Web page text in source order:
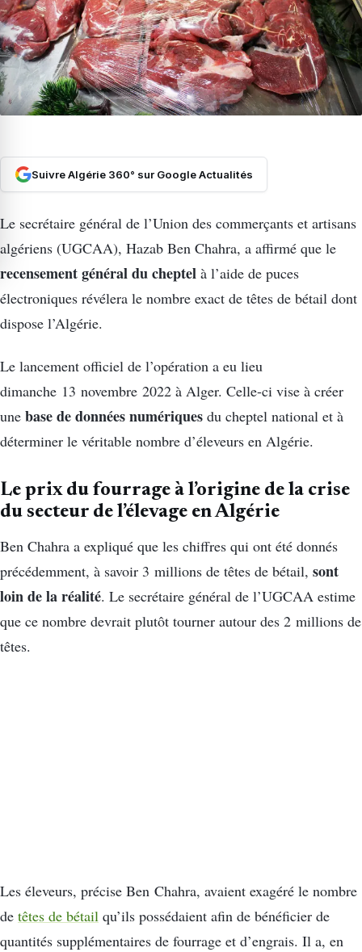
Suivre Algérie 360° sur Google Actualités
Le secrétaire général de l’Union des commerçants et artisans
algériens (UGCAA), Hazab Ben Chahra, a affirmé que le
recensement général du cheptel à l’aide de puces
électroniques révélera le nombre exact de têtes de bétail dont
dispose l’Algérie.
Le lancement officiel de l’opération a eu lieu
dimanche 13 novembre 2022 à Alger. Celle-ci vise à créer
une base de données numériques du cheptel national et à
déterminer le véritable nombre d’éleveurs en Algérie.
Le prix du fourrage à l’origine de la crise
du secteur de l’élevage en Algérie
Ben Chahra a expliqué que les chiffres qui ont été donnés
précédemment, à savoir 3 millions de têtes de bétail, sont
loin de la réalité. Le secrétaire général de l’UGCAA estime
que ce nombre devrait plutôt tourner autour des 2 millions de
têtes.
Les éleveurs, précise Ben Chahra, avaient exagéré le nombre
de têtes de bétail qu’ils possédaient afin de bénéficier de
quantités supplémentaires de fourrage et d’engrais. Il a, en